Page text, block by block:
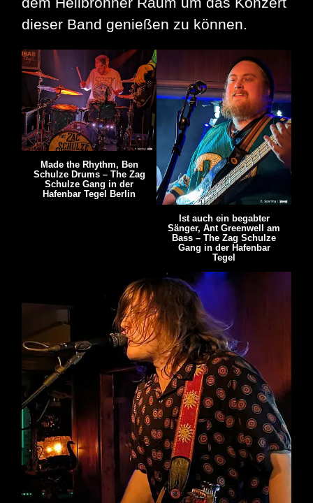
dieser Band genießen zu können.
Made the Rhythm, Ben
Schulze Drums – The Zag
Schulze Gang in der
Hafenbar Tegel Berlin
Ist auch ein begabter
Sänger, Ant Greenwell am
Bass – The Zag Schulze
Gang in der Hafenbar
Tegel